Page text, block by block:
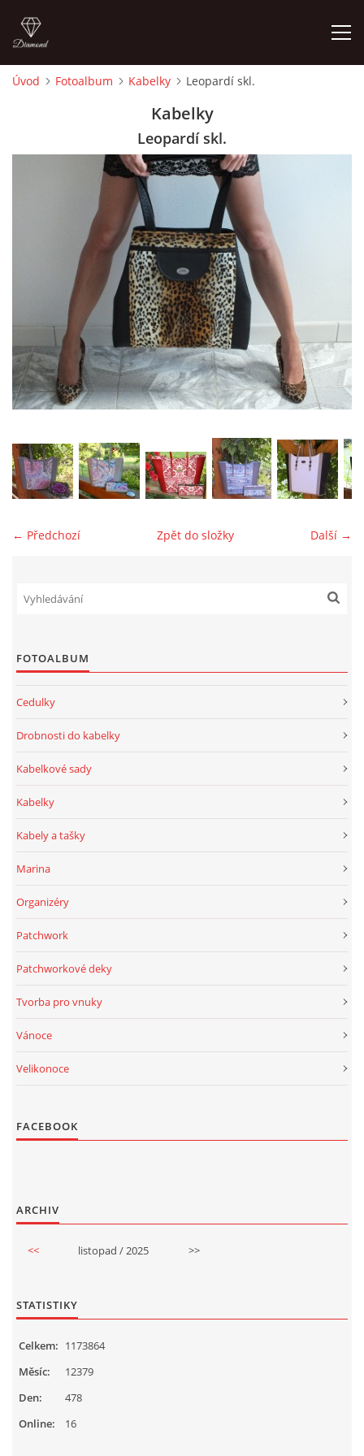
MOJE POSLEDNÍ PRÁCE
jk-laguna@seznam.cz
© 2025 eStránky.cz
Úvod Fotoalbum Kabelky Leopardí skl.
Kabelky
Leopardí skl.
← Předchozí Další →
Zpět do složky
FOTOALBUM
Cedulky
Drobnosti do kabelky
Kabelkové sady
Kabelky
Kabely a tašky
Marina
Organizéry
Patchwork
Patchworkové deky
Tvorba pro vnuky
Vánoce
Velikonoce
FACEBOOK
ARCHIV
<< listopad / 2025 >>
STATISTIKY
Online: 16
Celkem: 1173864
Měsíc:
12379
Den:
478